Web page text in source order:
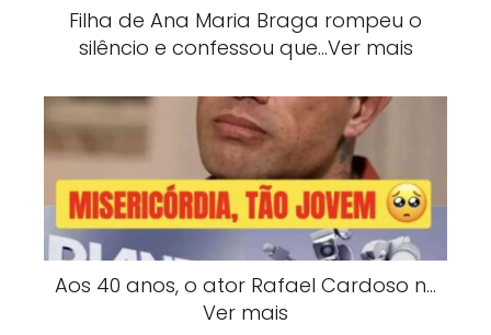
Filha de Ana Maria Braga rompeu o
silêncio e confessou que…Ver mais
Aos 40 anos, o ator Rafael Cardoso n…
Ver mais